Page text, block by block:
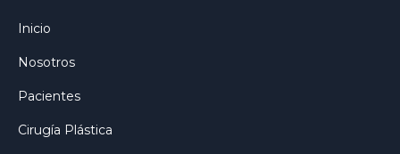
Inicio
Nosotros
Pacientes
Cirugía Plástica